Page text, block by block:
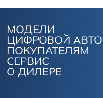
МОДЕЛИ
ЦИФРОВОЙ
ПОКУПАТЕЛЯМ
СЕРВИС
О ДИЛЕРЕ